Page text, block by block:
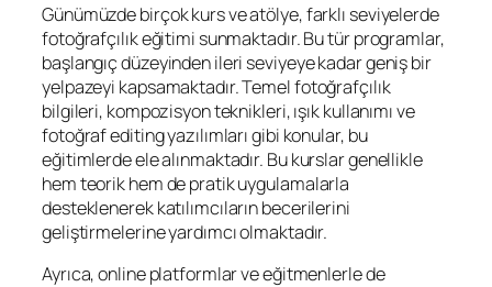
Günümüzde birçok kurs ve atölye, farklı seviyelerde
fotoğrafçılık eğitimi sunmaktadır. Bu tür programlar,
başlangıç düzeyinden ileri seviyeye kadar geniş bir
yelpazeyi kapsamaktadır. Temel fotoğrafçılık
bilgileri, kompozisyon teknikleri, ışık kullanımı ve
fotoğraf editing yazılımları gibi konular, bu
eğitimlerde ele alınmaktadır. Bu kurslar genellikle
hem teorik hem de pratik uygulamalarla
desteklenerek katılımcıların becerilerini
geliştirmelerine yardımcı olmaktadır.
Ayrıca, online platformlar ve eğitmenlerle de